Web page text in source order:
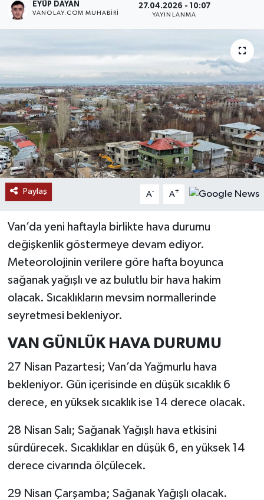
EYÜP DAYAN
VANOLAY.COM MUHABIRI
27.04.2026 - 10:07
YAYINLANMA
Paylaş A- A+
Van’da yeni haftayla birlikte hava durumu
değişkenlik göstermeye devam ediyor.
Meteorolojinin verilere göre hafta boyunca
sağanak yağışlı ve az bulutlu bir hava hakim
olacak. Sıcaklıkların mevsim normallerinde
seyretmesi bekleniyor.
VAN GÜNLÜK HAVA DURUMU
27 Nisan Pazartesi; Van’da Yağmurlu hava
bekleniyor. Gün içerisinde en düşük sıcaklık 6
derece, en yüksek sıcaklık ise 14 derece olacak.
28 Nisan Salı; Sağanak Yağışlı hava etkisini
sürdürecek. Sıcaklıklar en düşük 6, en yüksek 14
derece civarında ölçülecek.
29 Nisan Çarşamba; Sağanak Yağışlı olacak.
Dünya
Haber Arşivi